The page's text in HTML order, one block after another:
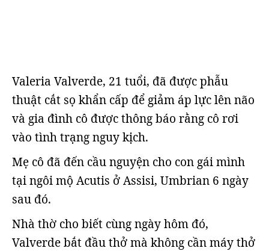
Valeria Valverde, 21 tuổi, đã được phẫu
thuật cắt sọ khẩn cấp để giảm áp lực lên não
và gia đình cô được thông báo rằng cô rơi
vào tình trạng nguy kịch.
Mẹ cô đã đến cầu nguyện cho con gái mình
tại ngôi mộ Acutis ở Assisi, Umbrian 6 ngày
sau đó.
Nhà thờ cho biết cùng ngày hôm đó,
Valverde bắt đầu thở mà không cần máy thở